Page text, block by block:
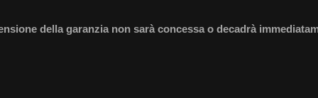
della garanzia non sarà concessa o decadrà